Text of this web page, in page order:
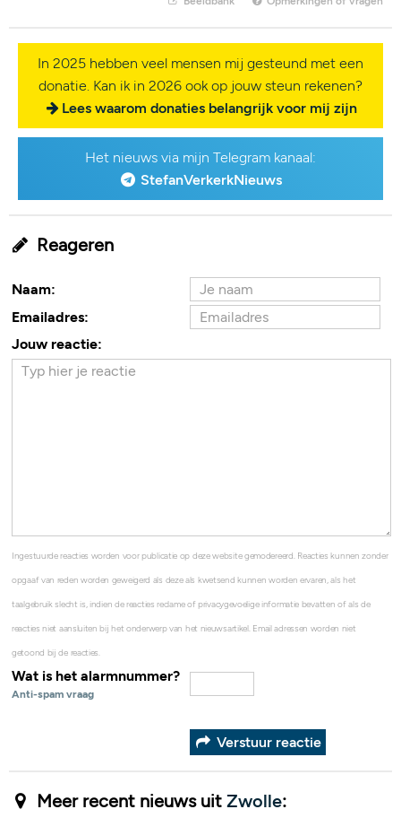
In 2025 hebben veel mensen mij gesteund met een
donatie. Kan ik in 2026 ook op jouw steun rekenen?
Lees waarom donaties belangrijk voor mij zijn
Het nieuws via mijn Telegram kanaal:
StefanVerkerkNieuws
Reageren
Naam:
Emailadres:
Jouw reactie:
Ingestuurde reacties worden voor publicatie op deze website gemodereerd. Reacties kunnen zonder
opgaaf van reden worden geweigerd als deze als kwetsend kunnen worden ervaren, als het
taalgebruik slecht is, indien de reacties reclame of privacygevoelige informatie bevatten of als de
reacties niet aansluiten bij het onderwerp van het nieuwsartikel. Email adressen worden niet
getoond bij de reacties.
Wat is het alarmnummer?
Anti-spam vraag
Verstuur reactie
Meer recent nieuws uit Zwolle: